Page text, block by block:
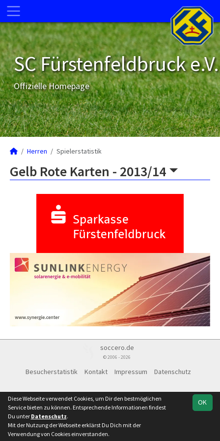
SC Fürstenfeldbruck e.V.
Offizielle Homepage
Herren Spielerstatistik
Gelb Rote Karten - 2013/14
soccero.de
© 2006 - 2026
Besucherstatistik Kontakt Impressum Datenschutz
OK
Diese Webseite verwendet Cookies, um Dir den bestmöglichen
Service bieten zu können. Entsprechende Informationen findest
Du unter Datenschutz.
Mit der Nutzung der Webseite erklärst Du Dich mit der
Verwendung von Cookies einverstanden.